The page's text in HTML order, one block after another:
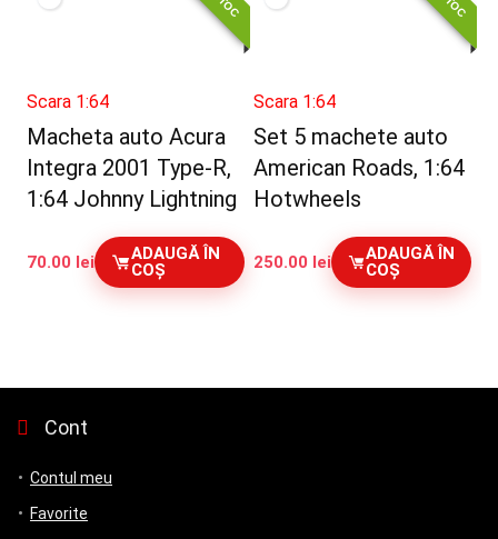
Scara 1:64
Macheta auto Acura
Integra 2001 Type-R,
1:64 Johnny Lightning
70.00 lei
ADAUGĂ ÎN
COȘ
Scara 1:64
Set 5 machete auto
American Roads, 1:64
Hotwheels
250.00 lei
ADAUGĂ ÎN
COȘ
Cont
Contul meu
Favorite